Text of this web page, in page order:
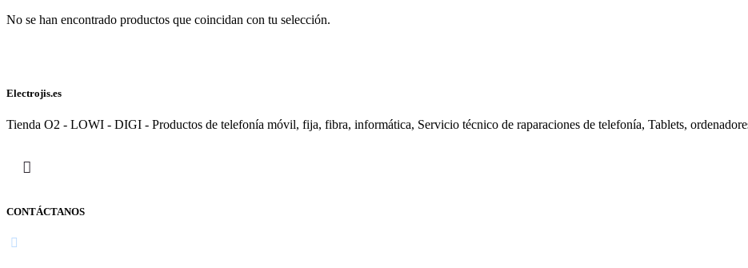
No se han encontrado productos que coincidan con tu selección.
Electrojis.es
Tienda O2 - LOWI - DIGI - Productos de telefonía móvil, fija, fibra, informática, Servicio técnico de raparaciones de telefonía, Tablets,
CONTÁCTANOS